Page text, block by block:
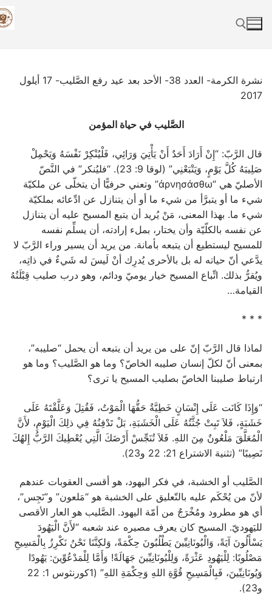
Skip
to
Search for:
نشرة الكرمة- العدد 38- الأحد بعد عيد رفع الصَّليب- 17 أيلول
2017
الصَّليب في حياة المؤمن
قال الرَّبّ: “إِنْ أَرَادَ أَحَدٌ أَنْ يَأْتِيَ وَرَائِي، فَلْيُنْكِرْ نَفْسَهُ وَيَحْمِلْ
صَلِيبَهُ كُلَّ يَوْمٍ، وَيَتْبَعْنِي” (لوقا 9: 23). “فليُنكر” في النَّصّ
الأصليّ هي “ἀρνησάσθω” وتعني حرفيًّا أن يتخلّى عن ملكيّة
شيء ما أو يتبرَّأ من شيء ما أو أن يتنازل عن ادِّعائه بملكيّة
شيء ما. بهذا المعنى، مَنْ يُريد أن يتبع المسيح عليه أن يتنازل
عن نفسه بالكلّيّة وأن يختار، بملء إرادته، أن يسلِّم نفسه
للمسيح ليستطيع أن يتبعه بأمانة. من يريد أن يسير وراء الرَّبّ لا
يدَّعي أنّ حياته له بل بالأحرى يُدرِك أنْ لَيسَ له شَيءٌ في ذاتِه،
ويُقرُّ بذلك. اتِّباع المسيح خيار يوميّ ودائم، وهو درب صليب قِبْلَتُهُ
القيامة…
* * *
لماذا قال الرَّبّ إنّ على من يريد أن يتبعه أن يحمل “صليبه”،
بمعنى أنّ لكلّ إنسان صليبه الخاصّ؟ وما هو الصَّليب؟ وما هو
ارتباط صليبنا الخاصّ بصليب المسيح يا ترى؟
“وَإِذَا كَانَت عَلَى إِنْسَانٍ خَطِيَّةٌ حَقُّهَا الْمَوْتُ، فَقُتِلَ وَعَلَّقْتَهُ عَلَى
خَشَبَةٍ، فَلاَ تَبِتْ جُثَّتُهُ عَلَى الْخَشَبَةِ، بَلْ تَدْفِنُهُ فِي ذلِكَ الْيَوْمِ، لأَنَّ
الْمُعَلَّقَ مَلْعُونٌ مِنَ اللهِ. فَلاَ تُنَجِّسْ أَرْضَكَ الَّتِي يُعْطِيكَ الرَّبُّ إِلهُكَ
نَصِيبًا” (تثنية الاشتراع 21: 22 و23).
الصَّليب أو الخشبة، في فكر اليهود، هو أقسى العقوبات عندهم
لأنّ من يُحْكَم عليه بالتّعليق على الخشبة هو “مَلعون” و”نَجِس”،
أي هو مطرود ومُخْرَجٌ من أمّة اليهود. الصَّليب هو العار الأقصى
لليَهوديّ. المسيح كان يعرف مصيره عند شعبه “لأَنَّ الْيَهُودَ
يَسْأَلُونَ آيَةً، وَالْيُونَانِيِّينَ يَطْلُبُونَ حِكْمَةً، وَلكِنَّنَا نَحْنُ نَكْرِزُ بِالْمَسِيحِ
مَصْلُوبًا: لِلْيَهُودِ عَثْرَةً، وَلِلْيُونَانِيِّينَ جَهَالَةً! وَأَمَّا لِلْمَدْعُوِّينَ: يَهُودًا
وَيُونَانِيِّينَ، فَبِالْمَسِيحِ قُوَّةِ اللهِ وَحِكْمَةِ اللهِ” (1كورنثوس 1: 22
و23).